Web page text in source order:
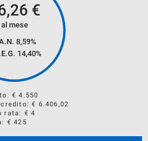
, lo acquisteremo noi.
, compila il forum sul nostro
€
al mese
8,59%
14,40%
€4.550
€ 6.406,02
rata: € 4
€ 425